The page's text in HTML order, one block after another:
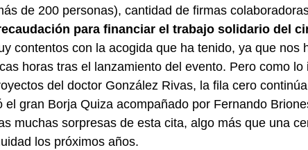
de 200 personas), cantidad de firmas
para financiar el trabajo solidario del
contentos con la acogida que ha tenido, ya que nos
horas tras el lanzamiento del evento. Pero como
del doctor González Rivas, la fila cero
el gran Borja Quiza acompañado por Fernando
muchas sorpresas de esta cita, algo más que una
los próximos años.